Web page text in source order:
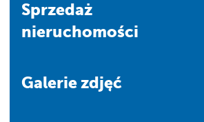
Sprzedaż
nieruchomości
Galerie zdjęć